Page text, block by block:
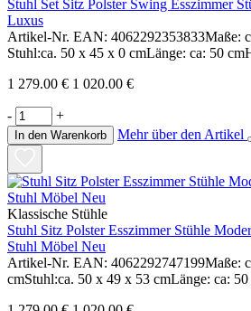
Stuhl Set Sitz Polster Swing Esszimmer
Luxus
Artikel-Nr. EAN: 4062292353833Maße:
Stuhl:ca. 50 x 45 x 0 cmLänge: ca: 50
1 279.00 € 1 020.00 €
- +
In den Warenkorb Mehr über den Artikel
Klassische Stühle
Stuhl Sitz Polster Esszimmer Stühle
Stuhl Möbel Neu
Artikel-Nr. EAN: 4062292747199Maße:
cmStuhl:ca. 50 x 49 x 53 cmLänge: ca: